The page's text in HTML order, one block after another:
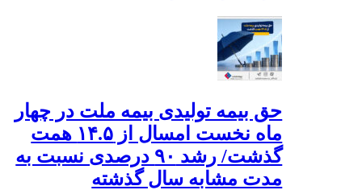
حق بیمه تولیدی بیمه ملت در چهار
ماه نخست امسال از ۱۴.۵ همت
گذشت/ رشد ۹۰ درصدی نسبت به
مدت مشابه سال گذشته